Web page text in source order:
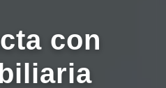
con